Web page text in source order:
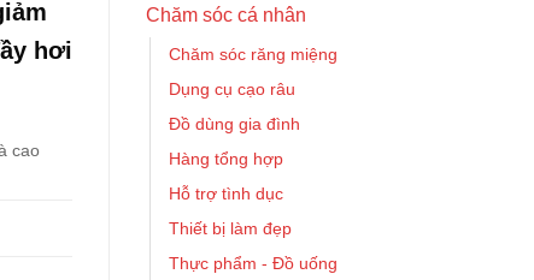
Chăm sóc cá nhân
Chăm sóc răng miệng
Dụng cụ cạo râu
Đồ dùng gia đình
Hàng tổng hợp
Hỗ trợ tình dục
Thiết bị làm đẹp
Thực phẩm - Đồ uống
hơi
cao